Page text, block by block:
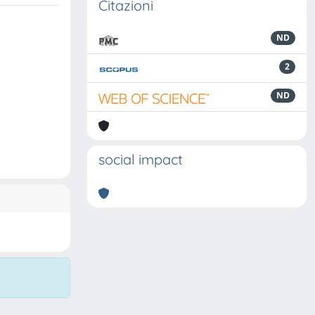
Citazioni
ND
2
ND
social impact